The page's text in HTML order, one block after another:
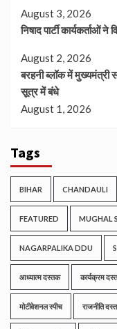
August 3, 2026
निषाद पार्टी कार्यकर्ताओं
August 2, 2026
बरहनी ब्लॉक में मुख्यमंत्री
सूत्र में बंधे
August 1, 2026
Tags
BIHAR CHANDAULI
FEATURED MUGHAL
NAGARPALIKA DDU
आध्यात्म दस्तक कार्यक्रम
मोटीवेशनल स्पीच राजनीति